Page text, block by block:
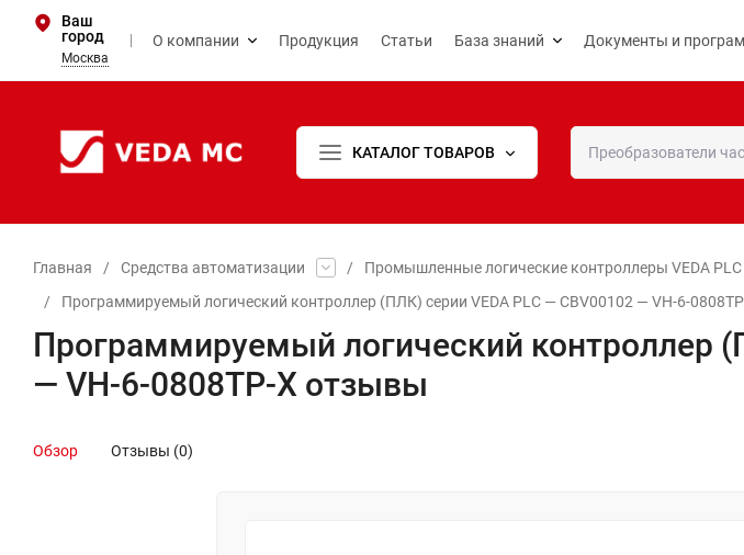
Ваш
город
Москва
О компании Продукция Статьи База знаний Документы и
КАТАЛОГ ТОВАРОВ
Главная / Средства автоматизации / Промышленные логические контроллеры VEDA PLC
/
Программируемый логический контроллер (ПЛК) серии VEDA PLC — CBV00102 — VH-6-
Программируемый логический контроллер
— VH-6-0808TP-X отзывы
Обзор Отзывы (0)